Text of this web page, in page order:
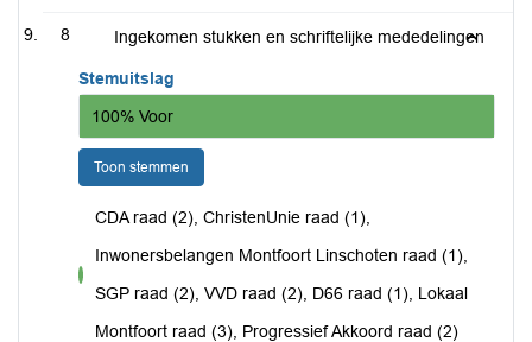
8 Ingekomen stukken en schriftelijke mededelingen
Stemuitslag
100% Voor
Toon stemmen
voor
CDA raad (2), ChristenUnie raad (1),
Inwonersbelangen Montfoort Linschoten raad (1),
SGP raad (2), VVD raad (2), D66 raad (1), Lokaal
Montfoort raad (3), Progressief Akkoord raad (2)